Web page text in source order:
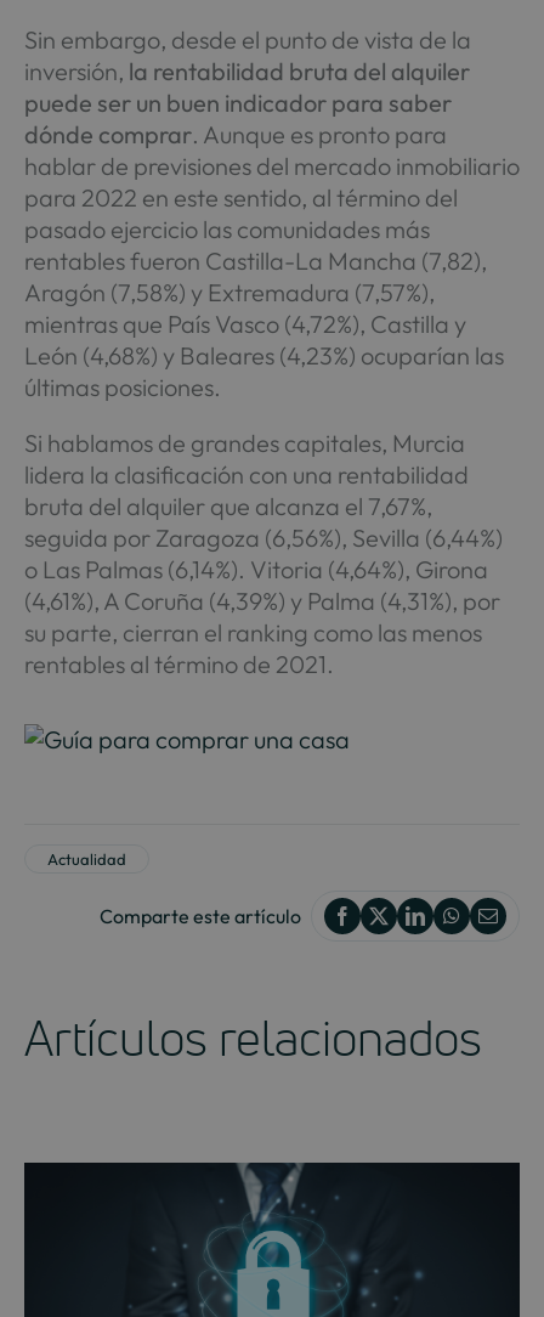
Sin embargo, desde el punto de vista de la
inversión, la rentabilidad bruta del alquiler
puede ser un buen indicador para saber
dónde comprar. Aunque es pronto para
hablar de previsiones del mercado inmobiliario
para 2022 en este sentido, al término del
pasado ejercicio las comunidades más
rentables fueron Castilla-La Mancha (7,82),
Aragón (7,58%) y Extremadura (7,57%),
mientras que País Vasco (4,72%), Castilla y
León (4,68%) y Baleares (4,23%) ocuparían las
últimas posiciones.
Si hablamos de grandes capitales, Murcia
lidera la clasificación con una rentabilidad
bruta del alquiler que alcanza el 7,67%,
seguida por Zaragoza (6,56%), Sevilla (6,44%)
o Las Palmas (6,14%). Vitoria (4,64%), Girona
(4,61%), A Coruña (4,39%) y Palma (4,31%), por
su parte, cierran el ranking como las menos
rentables al término de 2021.
Actualidad
Comparte este artículo
Artículos relacionados